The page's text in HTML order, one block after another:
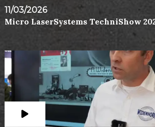
11/03/2026
Micro LaserSystems TechniShow